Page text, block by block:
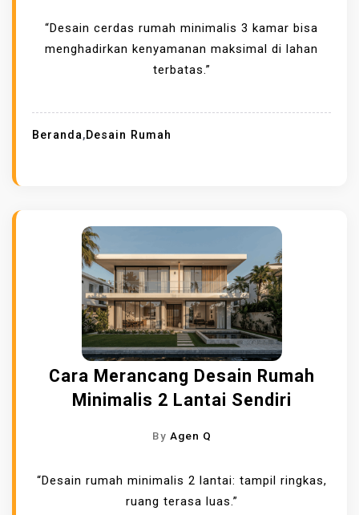
“Desain cerdas rumah minimalis 3 kamar bisa
menghadirkan kenyamanan maksimal di lahan
terbatas.”
Beranda,Desain Rumah
Cara Merancang Desain Rumah
Minimalis 2 Lantai Sendiri
By Agen Q
“Desain rumah minimalis 2 lantai: tampil ringkas,
ruang terasa luas.”